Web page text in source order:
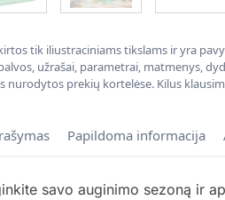
tik iliustraciniams tikslams ir yra
užrašai, parametrai, matmenys,
nurodytos prekių kortelėse. Kilus
Papildoma informacija
savo auginimo sezoną ir